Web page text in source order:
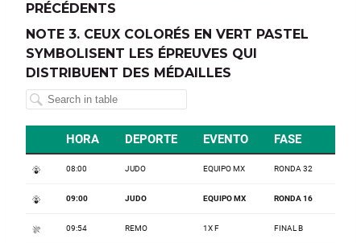
PRÉCÉDENTS
NOTE 3. CEUX COLORÉS EN VERT PASTEL
SYMBOLISENT LES ÉPREUVES QUI
DISTRIBUENT DES MÉDAILLES